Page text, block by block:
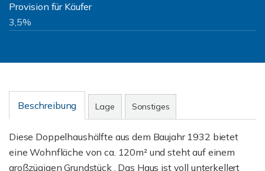
Provision für Käufer
3,5%
Beschreibung Lage Sonstiges
Diese Doppelhaushälfte aus dem Baujahr 1932 bietet
eine Wohnfläche von ca. 120m² und steht auf einem
großzügigen Grundstück . Das Haus ist voll unterkellert